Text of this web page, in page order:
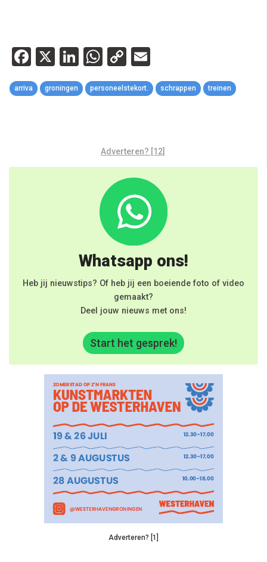
Facebook
X LinkedIn
WhatsApp
Copy
Link
arriva groningen personeelstekort. schrappen treinen
Adverteren? [12]
Whatsapp ons!
Heb jij nieuwstips? Of heb jij een boeiende foto of video
gemaakt?
Deel jouw nieuws met ons!
Start het gesprek!
Adverteren? [1]